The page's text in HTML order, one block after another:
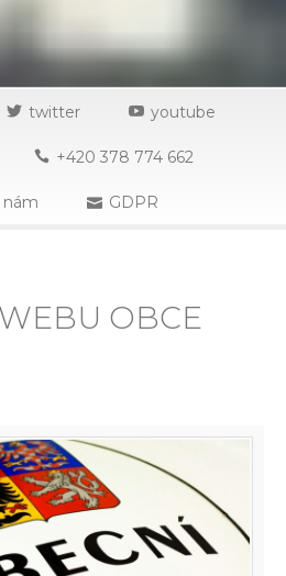
twitter youtube
+420 378 774 662
nám GDPR
OBCE